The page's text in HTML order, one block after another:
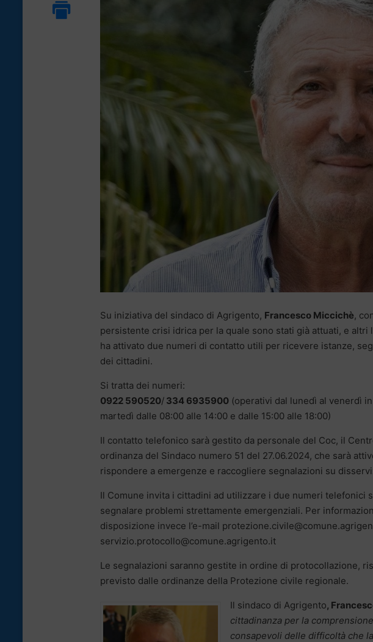
Su iniziativa del sindaco di Agrigento, Francesco Miccichè,
persistente crisi idrica per la quale sono stati già attuati, e
ha attivato due numeri di contatto utili per ricevere istanze,
dei cittadini.
Si tratta dei numeri:
0922 590520/ 334 6935900 (operativi dal lunedì al venerdì
martedì dalle 08:00 alle 14:00 e dalle 15:00 alle 18:00)
Il contatto telefonico sarà gestito da personale del Coc, il
ordinanza del Sindaco numero 51 del 27.06.2024, che sarà
rispondere a emergenze e raccogliere segnalazioni su
Il Comune invita i cittadini ad utilizzare i due numeri telefonici
segnalare problemi strettamente emergenziali. Per
disposizione invece l’e-mail
servizio.protocollo@comune.agrigento.it
Le segnalazioni saranno gestite in ordine di protocollazione,
previsto dalle ordinanze della Protezione civile regionale.
Il sindaco di Agrigento,
cittadinanza per la
consapevoli delle difficoltà che